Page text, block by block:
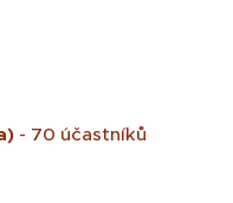
- 70 účastníků